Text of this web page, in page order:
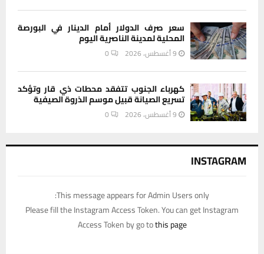
سعر صرف الدولار أمام الدينار في البورصة
المحلية لمدينة الناصرية اليوم
9 أغسطس، 2026 0
كهرباء الجنوب تتفقد محطات ذي قار وتؤكد
تسريع الصيانة قبيل موسم الذروة الصيفية
9 أغسطس، 2026 0
INSTAGRAM
This message appears for Admin Users only:
Please fill the Instagram Access Token. You can get Instagram
Access Token by go tothis page